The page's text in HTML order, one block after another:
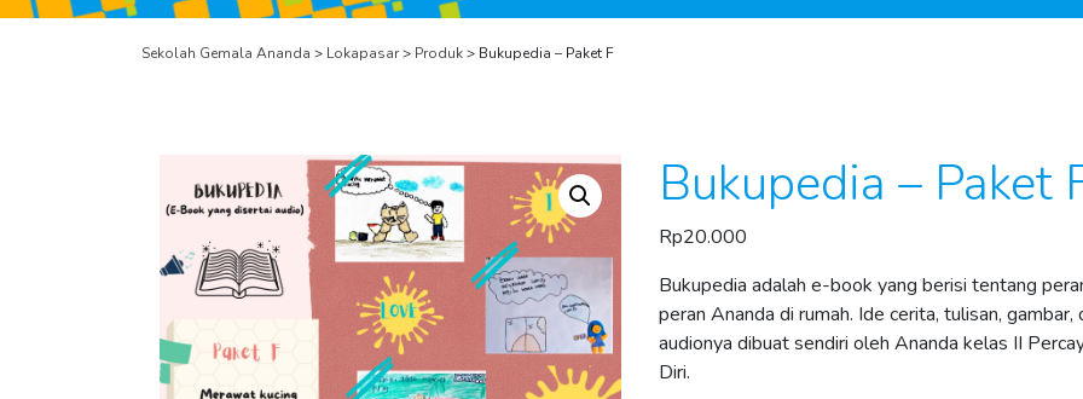
Sekolah Gemala Ananda > Lokapasar> Produk> Bukupedia – Paket F
Bukupedia – Paket
Rp20.000
Bukupedia adalah e-book yang berisi tentang
peran Ananda di rumah. Ide cerita, tulisan, gambar,
audionya dibuat sendiri oleh Ananda kelas II
Diri.